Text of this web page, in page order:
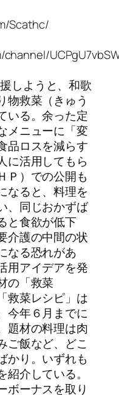
Scathc/
しようと、和歌
物救菜（きゅう
いる。余った定
メニューに「変
品ロスを減らす
に活用してもら
Ｐ）での公開も
ると、料理を
、同じおかずば
と食欲が低下
介護の中間の状
なる恐れがあ
用アイデアを発
の「救菜
救菜レシピ」は
今年６月までに
題材の料理は肉
ご飯など、どこ
かり。いずれも
介している。
ボーナスを取り